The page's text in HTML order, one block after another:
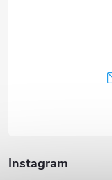
Instagram